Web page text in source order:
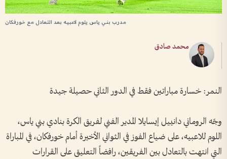
مدرب بني ياس يلوم لاعبيه بعد التعادل مع خورفكان
محمد صادق
النمر: خسارة مباراتين فقط في الدور الثاني حصيلة جيدة
وجّه الروماني دانييل إيسايلا المدير الفني لفريق الكرة بنادي بني ياس،
اللوم للاعبيه، على ضياع الفوز في الثواني الأخيرة أمام خورفكان، في المباراة
التي انتهت بالتعادل بين الفريقين، رافضاً التعليق على القرارات